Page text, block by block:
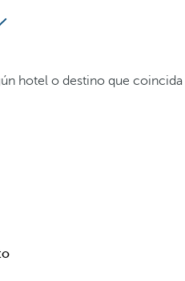
hotel o destino que coincida